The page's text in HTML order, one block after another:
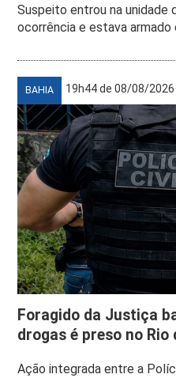
Suspeito entrou na unidade
ocorrência e estava
BAHIA 19h44 de 08/08/2026
Foragido da Justiça
drogas é preso no Rio
Ação integrada entre a